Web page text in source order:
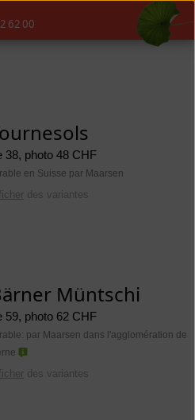
accessible avec lecteur d'écran ou
62 00
accessible avec lecteur d'écran
38, photo 48 CHF
en Suisse par Maarsen
des variantes
Müntschi
59, photo 62 CHF
par Maarsen dans l'agglomération de
des variantes